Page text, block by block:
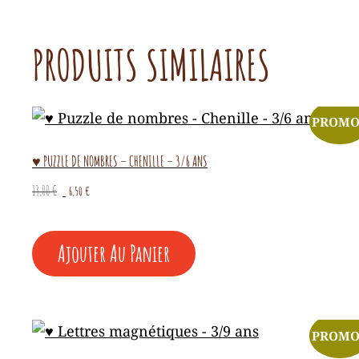
PRODUITS SIMILAIRES
♥ PUZZLE DE NOMBRES – CHENILLE – 3/6 ANS
13,00€
Le
était :
13,00 €.
6,50€
est :
6,50 €.
Ajouter Au Panier